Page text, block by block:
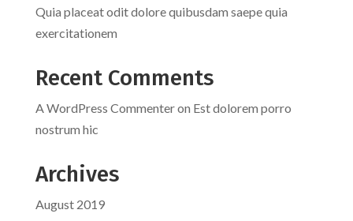
Quia placeat odit dolore quibusdam saepe quia
exercitationem
Recent Comments
A WordPress Commenteron Est dolorem porro
nostrum hic
Archives
August 2019